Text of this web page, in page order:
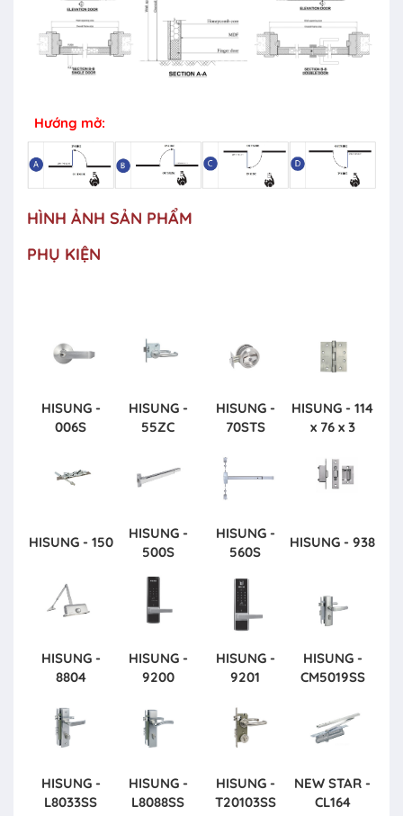
Hướng mở:
HÌNH ẢNH SẢN PHẨM
PHỤ KIỆN
HISUNG -
006S
HISUNG -
55ZC
HISUNG -
70STS
HISUNG - 114
x 76 x 3
HISUNG - 150
HISUNG -
500S
HISUNG -
560S
HISUNG - 938
HISUNG -
8804
HISUNG -
9200
HISUNG -
9201
HISUNG -
CM5019SS
HISUNG -
L8033SS
HISUNG -
L8088SS
HISUNG -
T20103SS
NEW STAR -
CL164